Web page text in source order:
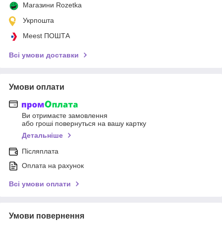
Магазини Rozetka
Укрпошта
Meest ПОШТА
Всі умови доставки
Умови оплати
Ви отримаєте замовлення
або гроші повернуться на вашу картку
Детальніше
Післяплата
Оплата на рахунок
Всі умови оплати
Умови повернення